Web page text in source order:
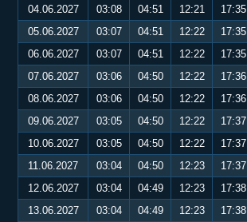
04.06.2027
03:08 04:51 12:21 17:35
05.06.2027
03:07 04:51 12:22 17:35
06.06.2027
03:07 04:51 12:22 17:35
07.06.2027
03:06 04:50 12:22 17:36
08.06.2027
03:06 04:50 12:22 17:36
09.06.2027
03:05 04:50 12:22 17:37
10.06.2027
03:05 04:50 12:22 17:37
11.06.2027
03:04 04:50 12:23 17:37
12.06.2027
03:04 04:49 12:23 17:38
13.06.2027
03:04 04:49 12:23 17:38